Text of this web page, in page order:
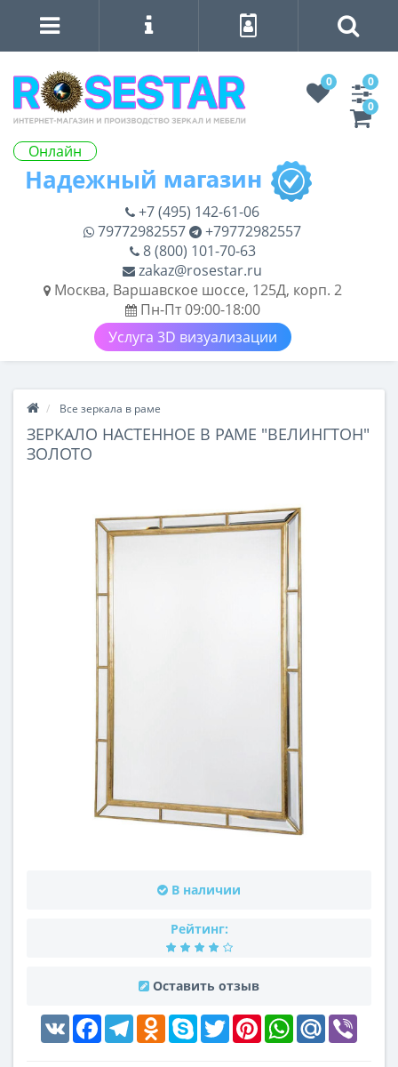
Онлайн
0
0
0
+7 (495) 142-61-06
79772982557
+79772982557
8 (800) 101-70-63
zakaz@rosestar.ru
Москва, Варшавское шоссе, 125Д, корп. 2
Пн-Пт 09:00-18:00
Услуга 3D визуализации
Все зеркала в раме
ЗЕРКАЛО НАСТЕННОЕ В РАМЕ "ВЕЛИНГТОН"
ЗОЛОТО
В наличии
Рейтинг:
Оставить отзыв
VK FacebookTelegramOdnoklassniki
Skype Twitter PinterestWhatsAppMail.Ru